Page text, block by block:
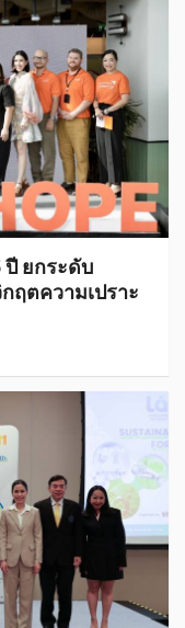
ยกระดับ
ฤตความเปราะ